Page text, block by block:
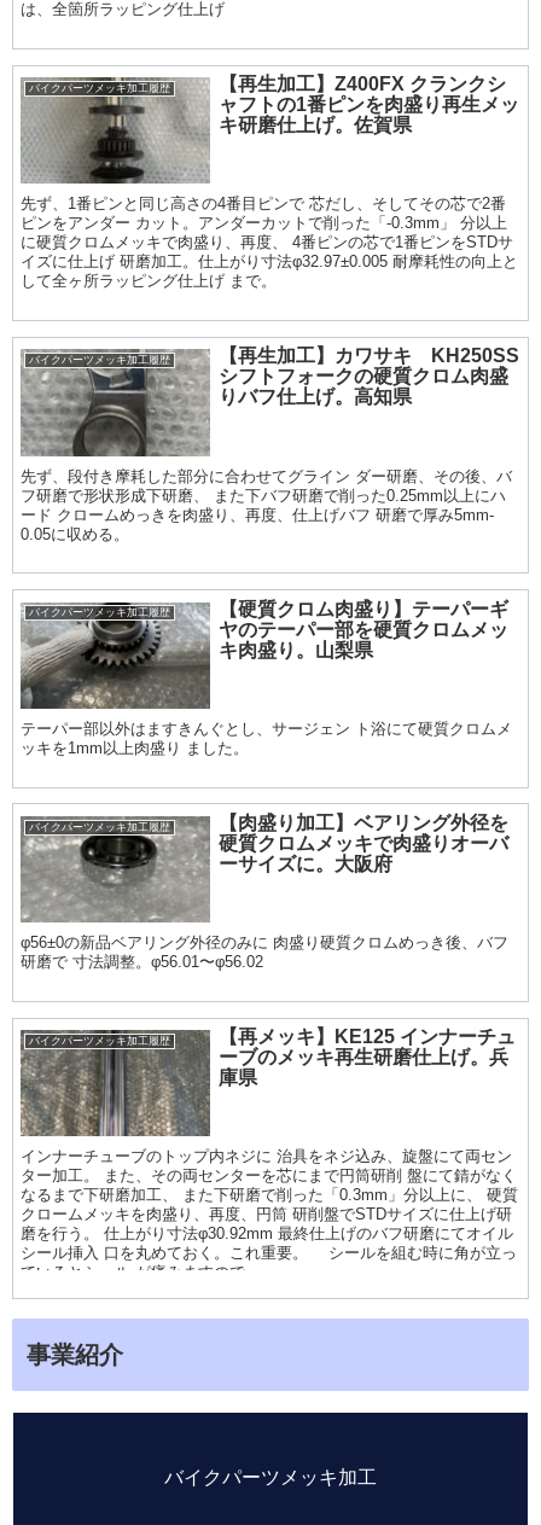
は、全箇所ラッピング仕上げ
バイクパーツメッキ加工履歴
【再生加工】Z400FX クランクシ
ャフトの1番ピンを肉盛り再生メッ
キ研磨仕上げ。佐賀県
先ず、1番ピンと同じ高さの4番目ピンで 芯だし、そしてその芯で2番
ピンをアンダー カット。アンダーカットで削った「-0.3mm」 分以上
に硬質クロムメッキで肉盛り、再度、 4番ピンの芯で1番ピンをSTDサ
イズに仕上げ 研磨加工。仕上がり寸法φ32.97±0.005 耐摩耗性の向上と
して全ヶ所ラッピング仕上げ まで。
バイクパーツメッキ加工履歴
【再生加工】カワサキ KH250SS
シフトフォークの硬質クロム肉盛
りバフ仕上げ。高知県
先ず、段付き摩耗した部分に合わせてグライン ダー研磨、その後、バ
フ研磨で形状形成下研磨、 また下バフ研磨で削った0.25mm以上にハ
ード クロームめっきを肉盛り、再度、仕上げバフ 研磨で厚み5mm-
0.05に収める。
バイクパーツメッキ加工履歴
【硬質クロム肉盛り】テーパーギ
ヤのテーパー部を硬質クロムメッ
キ肉盛り。山梨県
テーパー部以外はますきんぐとし、サージェン ト浴にて硬質クロムメ
ッキを1mm以上肉盛り ました。
バイクパーツメッキ加工履歴
【肉盛り加工】ベアリング外径を
硬質クロムメッキで肉盛りオーバ
ーサイズに。大阪府
φ56±0の新品ベアリング外径のみに 肉盛り硬質クロムめっき後、バフ
研磨で 寸法調整。φ56.01〜φ56.02
バイクパーツメッキ加工履歴
【再メッキ】KE125 インナーチュ
ーブのメッキ再生研磨仕上げ。兵
庫県
インナーチューブのトップ内ネジに 治具をネジ込み、旋盤にて両セン
ター加工。 また、その両センターを芯にまで円筒研削 盤にて錆がなく
なるまで下研磨加工、 また下研磨で削った「0.3mm」分以上に、 硬質
クロームメッキを肉盛り、再度、円筒 研削盤でSTDサイズに仕上げ研
磨を行う。 仕上がり寸法φ30.92mm 最終仕上げのバフ研磨にてオイル
シール挿入 口を丸めておく。これ重要。 シールを組む時に角が立っ
ているとシール が痛みますので
事業紹介
バイクパーツメッキ加工